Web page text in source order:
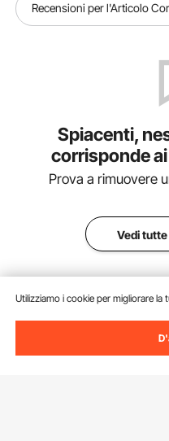
Recensioni per l'Articolo
Spiacenti,
corrisponde
Prova a rimuovere
Vedi tutte
Utilizziamo i cookie per migliorare la